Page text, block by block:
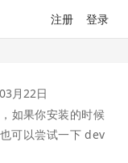
注册 登录
月22日
如果你安装的时候
可以尝试一下 dev